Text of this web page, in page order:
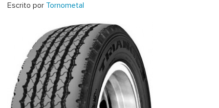
Escrito por Tornometal